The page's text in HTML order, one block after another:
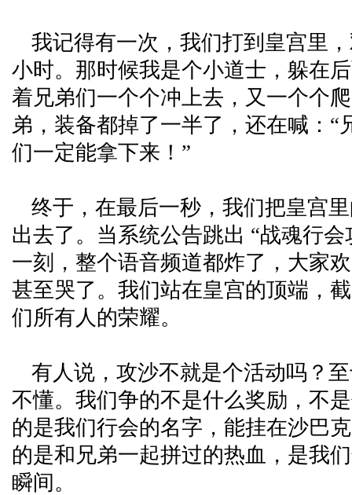
我记得有一次，我们打到皇宫里
小时。那时候我是个小道士，躲在
着兄弟们一个个冲上去，又一个个
弟，装备都掉了一半了，还在喊：“
们一定能拿下来！”
终于，在最后一秒，我们把皇宫
出去了。当系统公告跳出 “战魂行
一刻，整个语音频道都炸了，大家
甚至哭了。我们站在皇宫的顶端，
们所有人的荣耀。
有人说，攻沙不就是个活动吗？
不懂。我们争的不是什么奖励，不
的是我们行会的名字，能挂在沙巴
的是和兄弟一起拼过的热血，是我
瞬间。